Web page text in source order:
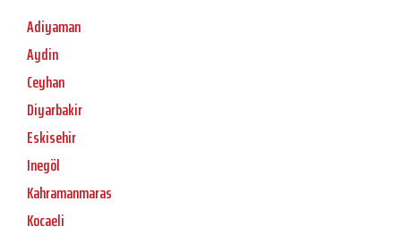
Adiyaman
Aydin
Ceyhan
Diyarbakir
Eskisehir
Inegöl
Kahramanmaras
Kocaeli